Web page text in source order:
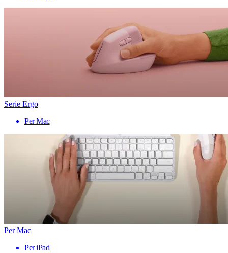
Serie Ergo
Per Mac
Per Mac
Per iPad